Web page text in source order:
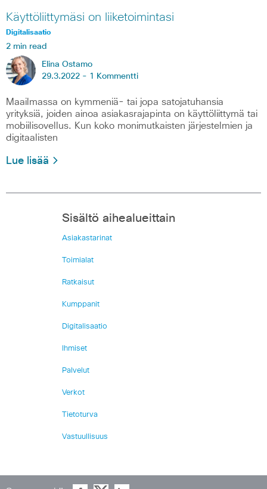
Käyttöliittymäsi on liiketoimintasi
Digitalisaatio
2 min read
Elina Ostamo
29.3.2022 - 1 Kommentti
Maailmassa on kymmeniä- tai jopa satojatuhansia
yrityksiä, joiden ainoa asiakasrajapinta on käyttöliittymä tai
mobiilisovellus. Kun koko monimutkaisten järjestelmien ja
digitaalisten
Lue lisää
Sisältö aihealueittain
Asiakastarinat
Toimialat
Ratkaisut
Kumppanit
Digitalisaatio
Ihmiset
Palvelut
Verkot
Tietoturva
Vastuullisuus